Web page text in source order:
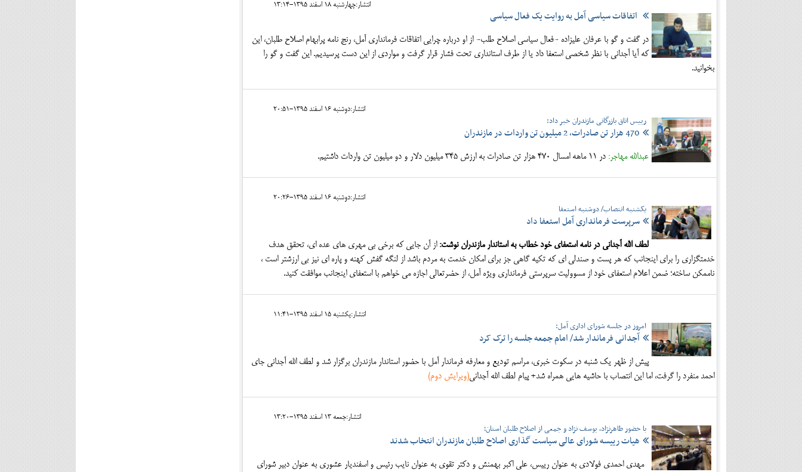
انتشار:چهارشنبه 18 اسفند 1395-13:14
اتفاقات سیاسی آمل به روایت یک فعال سیاسی
در گفت و گو با عرفان علیزاده -فعال سیاسی اصلاح طلب- از او درباره چرایی اتفاقات فرمانداری آمل، رنج نامه پرابهام اصلاح طلبان، این
که آیا آجدانی با نظر شخصی استعفا داد یا از طرف استانداری تحت فشار قرار گرفت و مواردی از این دست پرسیدیم. این گفت و گو را
بخوانید.
انتشار:دوشنبه 16 اسفند 1395-20:51
رییس اتاق بازرگانی مازندران خبر داد:
470 هزار تن صادرات، 2 میلیون تن واردات در مازندران
عبدالله مهاجر: در 11 ماهه امسال 470 هزار تن صادرات به ارزش 345 میلیون دلار و دو میلیون تن واردات داشتیم.
انتشار:دوشنبه 16 اسفند 1395-20:26
یکشنبه انتصاب/ دوشنبه استعفا
سرپرست فرمانداری آمل استعفا داد
لطف الله آجدانی در نامه استعفای خود خطاب به استاندار مازندران نوشت: از آن جایی که برخی بی مهری های عده ای، تحقق هدف
خدمتگزاری را برای اینجانب که هر پست و صندلی ای که تکیه گاهی جز برای امکان خدمت به مردم باشد از لنگه گفش کهنه و پاره ای نیز بی ارزشتر است ،
ناممکن ساخته؛ ضمن اعلام استعفای خود از مسوولیت سرپرستی فرمانداری ویژه آمل، از حضرتعالی اجازه می خواهم با استعفای اینجانب موافقت کنید.
انتشار:يکشنبه 15 اسفند 1395-11:41
امروز در جلسه شورای اداری آمل:
آجدانی فرماندار شد/ امام جمعه جلسه را ترک کرد
پیش از ظهر یک شنبه در سکوت خبری، مراسم تودیع و معارفه فرماندار آمل با حضور استاندار مازندران برگزار شد و لطف الله آجدانی جای
احمد منفرد را گرفت، اما این انتصاب با حاشیه هایی همراه شد+ پیام لطف الله آجدانی(ویرایش دوم)
انتشار:جمعه 13 اسفند 1395-13:20
با حضور طاهرنژاد، یوسف نژاد و جمعی از اصلاح طلبان استان؛
هیات رییسه شورای عالی سیاست گذاری اصلاح طلبان مازندران انتخاب شدند
مهدی احمدی فولادی به عنوان رییس، علی اکبر بهمنش و دکتر تقوی به عنوان نایب رئیس و اسفندیار عشوری به عنوان دبیر شورای